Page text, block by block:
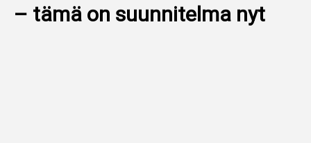
YLEISURHEILU
– tämä on suunnitelma nyt